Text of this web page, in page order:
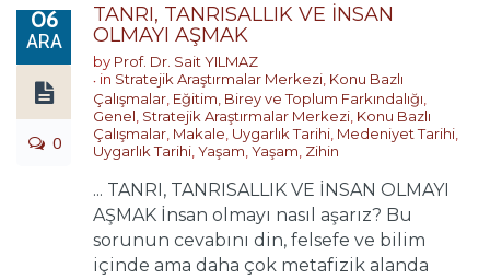
06
ARA
0
TANRI, TANRISALLIK VE İNSAN
OLMAYI AŞMAK
by Prof. Dr. Sait YILMAZ
in Stratejik Araştırmalar Merkezi Konu Bazlı
Çalışmalar Eğitim, Birey ve Toplum Farkındalığı
Genel Stratejik Araştırmalar Merkezi Konu Bazlı
Çalışmalar Makale Uygarlık Tarihi Medeniyet Tarihi
Uygarlık Tarihi Yaşam Yaşam Zihin
... TANRI, TANRISALLIK VE İNSAN OLMAYI
AŞMAK İnsan olmayı nasıl aşarız? Bu
sorunun cevabını din, felsefe ve bilim
içinde ama daha çok metafizik alanda